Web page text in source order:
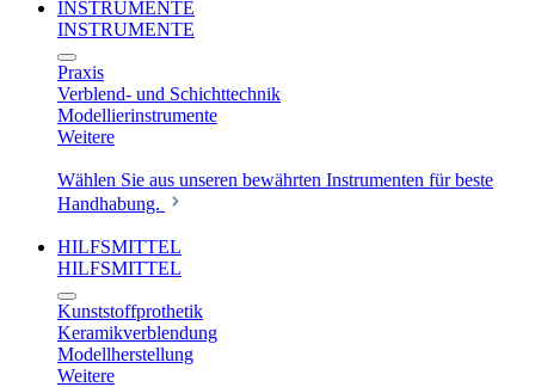
INSTRUMENTE
INSTRUMENTE
Praxis
Verblend- und Schichttechnik
Modellierinstrumente
Weitere
Wählen Sie aus unseren bewährten Instrumenten für beste
Handhabung.
HILFSMITTEL
HILFSMITTEL
Kunststoffprothetik
Keramikverblendung
Modellherstellung
Weitere